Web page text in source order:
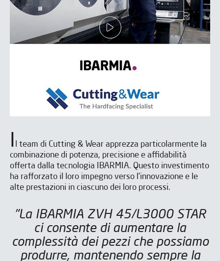
I
l team di Cutting & Wear apprezza particolarmente la
combinazione di potenza, precisione e affidabilità
offerta dalla tecnologia IBARMIA. Questo investimento
ha rafforzato il loro impegno verso l’innovazione e le
alte prestazioni in ciascuno dei loro processi.
"La IBARMIA ZVH 45/L3000 STAR
ci consente di aumentare la
complessità dei pezzi che possiamo
produrre, mantenendo sempre la
Ho letto e accetto ilAviso legaly laPolítica de privacidad*
Accetto di ricevere newsletter da IBARMIA.
Inviare
Ho letto e accetto ilAviso legaly laPolítica de privacidad*
Accetto di ricevere newsletter da IBARMIA.
Inviare